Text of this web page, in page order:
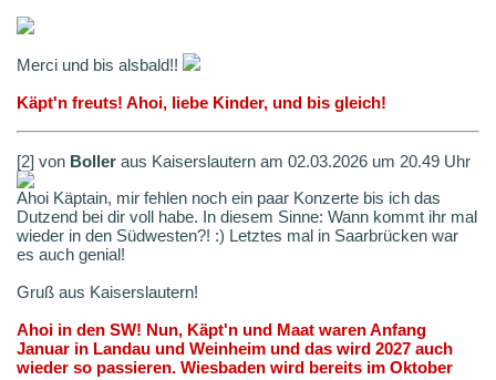
Merci und bis alsbald!!
Käpt'n freuts! Ahoi, liebe Kinder, und bis gleich!
[2] von Boller aus Kaiserslautern am 02.03.2026 um 20.49 Uhr
Ahoi Käptain, mir fehlen noch ein paar Konzerte bis ich das
Dutzend bei dir voll habe. In diesem Sinne: Wann kommt ihr mal
wieder in den Südwesten?! :) Letztes mal in Saarbrücken war
es auch genial!
Gruß aus Kaiserslautern!
Ahoi in den SW! Nun, Käpt'n und Maat waren Anfang
Januar in Landau und Weinheim und das wird 2027 auch
wieder so passieren. Wiesbaden wird bereits im Oktober